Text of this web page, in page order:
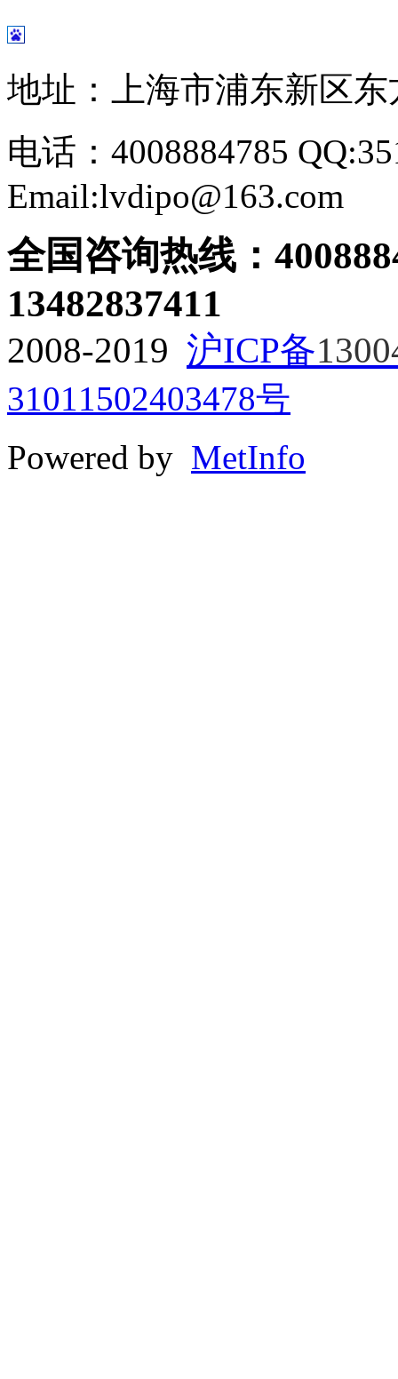
地址：上海市浦东新区东
电话：4008884785
Email:lvdipo@163.com
全国咨询热线：
13482837411
2008-2019 沪ICP备
31011502403478号
Powered by MetInfo